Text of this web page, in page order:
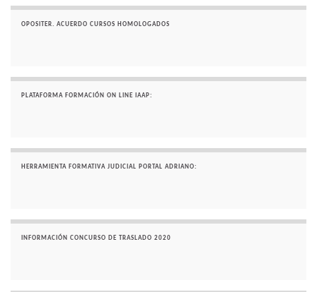
OPOSITER. ACUERDO CURSOS HOMOLOGADOS
PLATAFORMA FORMACIÓN ON LINE IAAP:
HERRAMIENTA FORMATIVA JUDICIAL PORTAL ADRIANO:
INFORMACIÓN CONCURSO DE TRASLADO 2020